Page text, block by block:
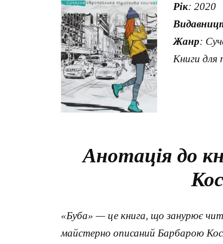
Рік: 2020
Жанр:
Книги для
Анотація до
«Буба» — це книга, що занурює
майстерно описаний Барбарою